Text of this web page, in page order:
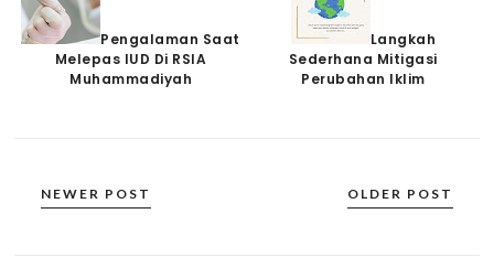
Pengalaman Saat
Melepas IUD Di RSIA
Muhammadiyah
Langkah
Sederhana Mitigasi
Perubahan Iklim
NEWER POST OLDER POST